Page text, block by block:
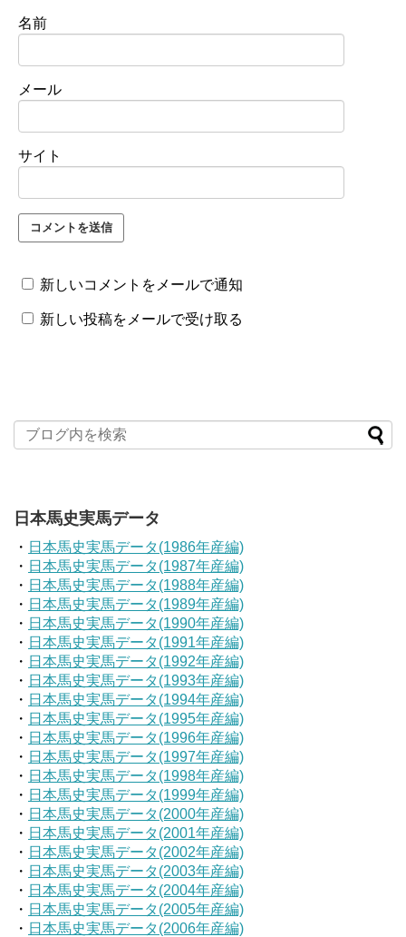
名前
メール
サイト
新しいコメントをメールで通知
新しい投稿をメールで受け取る
日本馬史実馬データ
・ 日本馬史実馬データ(1986年産編)
・ 日本馬史実馬データ(1987年産編)
・ 日本馬史実馬データ(1988年産編)
・ 日本馬史実馬データ(1989年産編)
・ 日本馬史実馬データ(1990年産編)
・ 日本馬史実馬データ(1991年産編)
・ 日本馬史実馬データ(1992年産編)
・ 日本馬史実馬データ(1993年産編)
・ 日本馬史実馬データ(1994年産編)
・ 日本馬史実馬データ(1995年産編)
・ 日本馬史実馬データ(1996年産編)
・ 日本馬史実馬データ(1997年産編)
・ 日本馬史実馬データ(1998年産編)
・ 日本馬史実馬データ(1999年産編)
・ 日本馬史実馬データ(2000年産編)
・ 日本馬史実馬データ(2001年産編)
・ 日本馬史実馬データ(2002年産編)
・ 日本馬史実馬データ(2003年産編)
・ 日本馬史実馬データ(2004年産編)
・ 日本馬史実馬データ(2005年産編)
・ 日本馬史実馬データ(2006年産編)